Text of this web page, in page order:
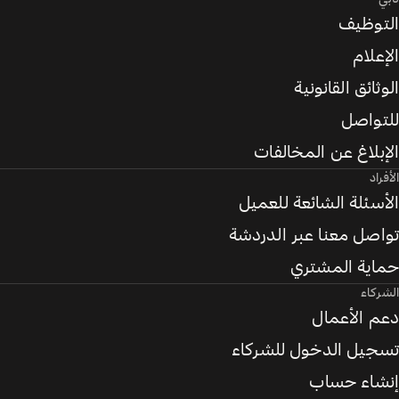
التوظيف
الإعلام
الوثائق القانونية
للتواصل
الإبلاغ عن المخالفات
الأفراد
الأسئلة الشائعة للعميل
تواصل معنا عبر الدردشة
حماية المشتري
الشركاء
دعم الأعمال
تسجيل الدخول للشركاء
إنشاء حساب